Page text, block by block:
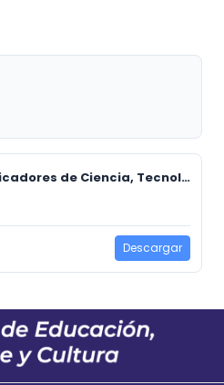
Inventario de Indicadores de Ciencia, Tecnología, Innovación y Saberes Ancestrales
Descargar